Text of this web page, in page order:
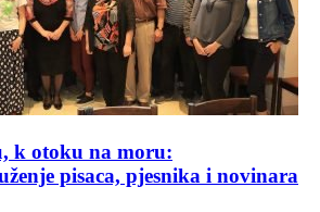
k otoku na moru:
pisaca, pjesnika i novinara